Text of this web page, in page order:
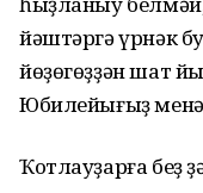
йәштәргә үрнәк
йөҙөгөҙҙән шат
Юбилейығыҙ
Ҡотлауҙарға беҙ